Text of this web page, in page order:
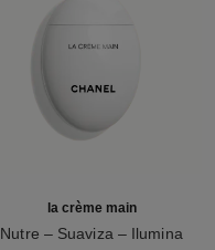
la crème main
Nutre – Suaviza – Ilumina